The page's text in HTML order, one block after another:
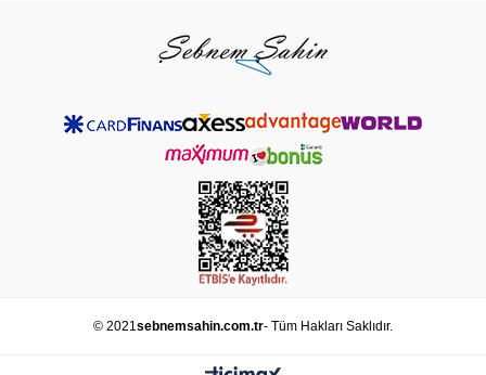
© 2021sebnemsahin.com.tr- Tüm Hakları Saklıdır.